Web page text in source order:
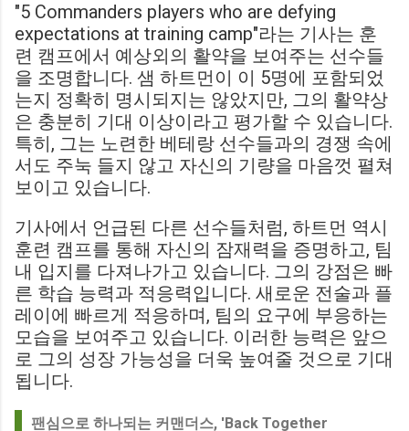
"5 Commanders players who are defying
expectations at training camp"라는 기사는 훈
련 캠프에서 예상외의 활약을 보여주는 선수들
을 조명합니다. 샘 하트먼이 이 5명에 포함되었
는지 정확히 명시되지는 않았지만, 그의 활약상
은 충분히 기대 이상이라고 평가할 수 있습니다.
특히, 그는 노련한 베테랑 선수들과의 경쟁 속에
서도 주눅 들지 않고 자신의 기량을 마음껏 펼쳐
보이고 있습니다.
기사에서 언급된 다른 선수들처럼, 하트먼 역시
훈련 캠프를 통해 자신의 잠재력을 증명하고, 팀
내 입지를 다져나가고 있습니다. 그의 강점은 빠
른 학습 능력과 적응력입니다. 새로운 전술과 플
레이에 빠르게 적응하며, 팀의 요구에 부응하는
모습을 보여주고 있습니다. 이러한 능력은 앞으
로 그의 성장 가능성을 더욱 높여줄 것으로 기대
됩니다.
팬심으로 하나되는 커맨더스, 'Back Together